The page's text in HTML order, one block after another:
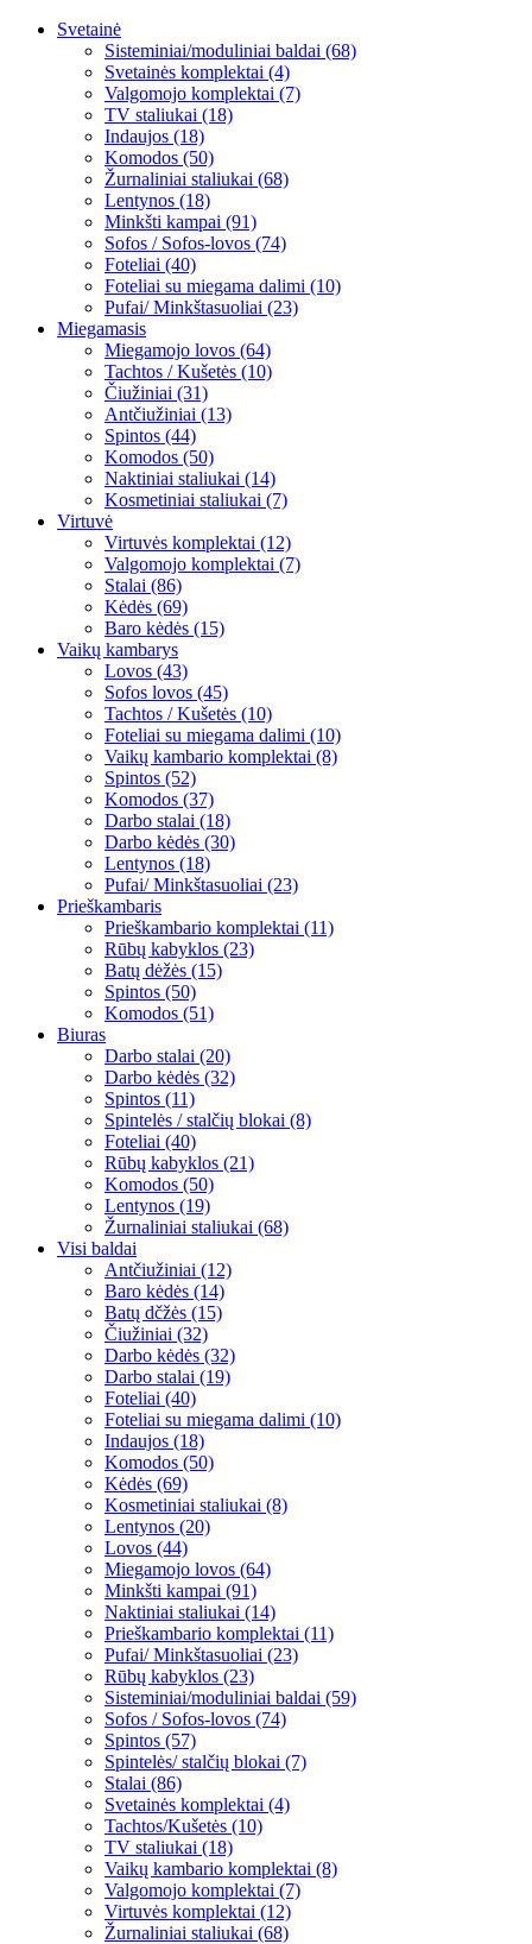
Svetainė
Sisteminiai/moduliniai baldai (68)
Svetainės komplektai (4)
Valgomojo komplektai (7)
TV staliukai (18)
Indaujos (18)
Komodos (50)
Žurnaliniai staliukai (68)
Lentynos (18)
Minkšti kampai (91)
Sofos / Sofos-lovos (74)
Foteliai (40)
Foteliai su miegama dalimi (10)
Pufai/ Minkštasuoliai (23)
Miegamasis
Miegamojo lovos (64)
Tachtos / Kušetės (10)
Čiužiniai (31)
Antčiužiniai (13)
Spintos (44)
Komodos (50)
Naktiniai staliukai (14)
Kosmetiniai staliukai (7)
Virtuvė
Virtuvės komplektai (12)
Valgomojo komplektai (7)
Stalai (86)
Kėdės (69)
Baro kėdės (15)
Vaikų kambarys
Lovos (43)
Sofos lovos (45)
Tachtos / Kušetės (10)
Foteliai su miegama dalimi (10)
Vaikų kambario komplektai (8)
Spintos (52)
Komodos (37)
Darbo stalai (18)
Darbo kėdės (30)
Lentynos (18)
Pufai/ Minkštasuoliai (23)
Prieškambaris
Prieškambario komplektai (11)
Rūbų kabyklos (23)
Batų dėžės (15)
Spintos (50)
Komodos (51)
Biuras
Darbo stalai (20)
Darbo kėdės (32)
Spintos (11)
Spintelės / stalčių blokai (8)
Foteliai (40)
Rūbų kabyklos (21)
Komodos (50)
Lentynos (19)
Žurnaliniai staliukai (68)
Visi baldai
Antčiužiniai (12)
Baro kėdės (14)
Batų dčžės (15)
Čiužiniai (32)
Darbo kėdės (32)
Darbo stalai (19)
Foteliai (40)
Foteliai su miegama dalimi (10)
Indaujos (18)
Komodos (50)
Kėdės (69)
Kosmetiniai staliukai (8)
Lentynos (20)
Lovos (44)
Miegamojo lovos (64)
Minkšti kampai (91)
Naktiniai staliukai (14)
Prieškambario komplektai (11)
Pufai/ Minkštasuoliai (23)
Rūbų kabyklos (23)
Sisteminiai/moduliniai baldai (59)
Sofos / Sofos-lovos (74)
Spintos (57)
Spintelės/ stalčių blokai (7)
Stalai (86)
Svetainės komplektai (4)
Tachtos/Kušetės (10)
TV staliukai (18)
Vaikų kambario komplektai (8)
Valgomojo komplektai (7)
Virtuvės komplektai (12)
Žurnaliniai staliukai (68)